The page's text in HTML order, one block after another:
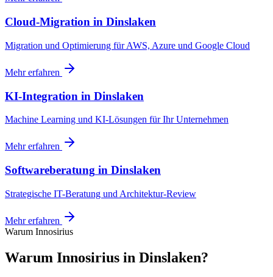
Cloud-Migration in Dinslaken
Migration und Optimierung für AWS, Azure und Google Cloud
Mehr erfahren
KI-Integration in Dinslaken
Machine Learning und KI-Lösungen für Ihr Unternehmen
Mehr erfahren
Softwareberatung in Dinslaken
Strategische IT-Beratung und Architektur-Review
Mehr erfahren
Warum Innosirius
Warum Innosirius in Dinslaken?